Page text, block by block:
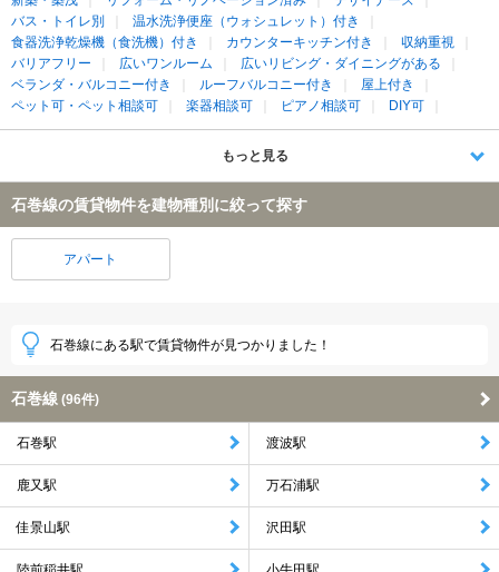
バス・トイレ別
温水洗浄便座（ウォシュレット）付き
食器洗浄乾燥機（食洗機）付き
カウンターキッチン付き
収納重視
バリアフリー
広いワンルーム
広いリビング・ダイニングがある
ベランダ・バルコニー付き
ルーフバルコニー付き
屋上付き
ペット可・ペット相談可
楽器相談可 ピアノ相談可 DIY可
もっと見る
石巻線の賃貸物件を建物種別に絞って探す
アパート
石巻線にある駅で賃貸物件が見つかりました！
石巻線 (96件)
石巻駅 渡波駅
鹿又駅 万石浦駅
佳景山駅 沢田駅